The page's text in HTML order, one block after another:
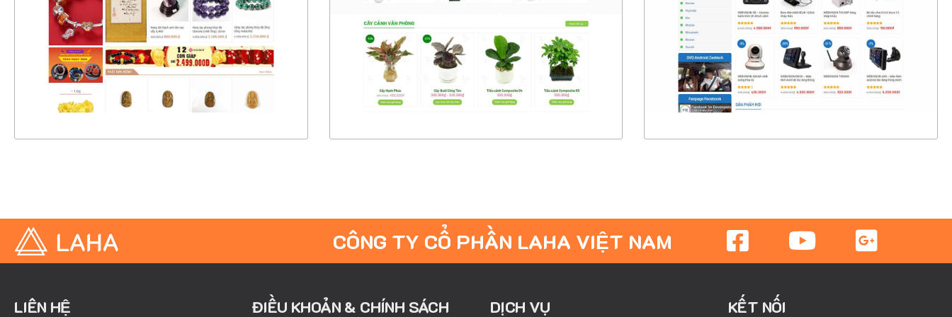
CHI TIẾT
XEM THỰC TẾ
CHI TIẾT
XEM THỰC TẾ
CHI TIẾT
XEM THỰC TẾ
CÔNG TY CỔ PHẦN LAHA VIỆT NAM
LIÊN HỆ ĐIỀU KHOẢN & CHÍNH SÁCH DỊCH VỤ KẾT NỐI